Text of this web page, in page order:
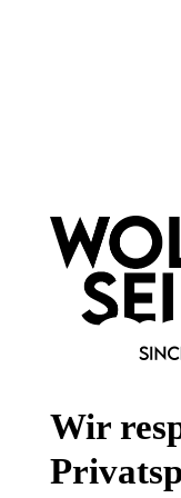
* Alle Preise inkl.
Wir